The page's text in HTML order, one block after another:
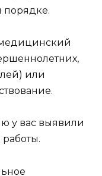
порядке.
или
у вас выявили